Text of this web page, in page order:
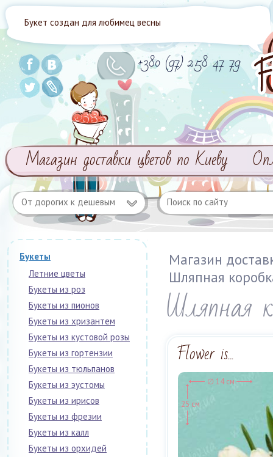
Букет создан для любимец весны
+380 (97) 258 47 79
Магазин доставки цветов по Киеву
От дорогих к дешевым
Букеты
Летние цветы
Букеты из роз
Букеты из пионов
Букеты из хризантем
Букеты из кустовой розы
Букеты из гортензии
Букеты из тюльпанов
Букеты из эустомы
Букеты из ирисов
Букеты из фрезии
Букеты из калл
Букеты из орхидей
Магазин
Шляпная
Шляпная
Flower is...
∅ 14 см
25 см